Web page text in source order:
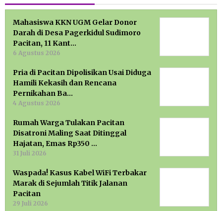
Mahasiswa KKN UGM Gelar Donor
Darah di Desa Pagerkidul Sudimoro
Pacitan, 11 Kant…
6 Agustus 2026
Pria di Pacitan Dipolisikan Usai Diduga
Hamili Kekasih dan Rencana
Pernikahan Ba…
4 Agustus 2026
Rumah Warga Tulakan Pacitan
Disatroni Maling Saat Ditinggal
Hajatan, Emas Rp350 …
31 Juli 2026
Waspada! Kasus Kabel WiFi Terbakar
Marak di Sejumlah Titik Jalanan
Pacitan
29 Juli 2026